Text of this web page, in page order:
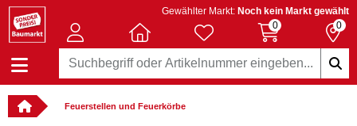
Gewählter Markt: Noch kein Markt gewählt
0
0
Feuerstellen und Feuerkörbe